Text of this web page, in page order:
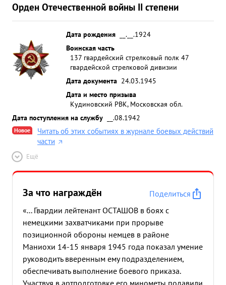
Орден Отечественной войны II степени
Дата рождения
__.__.1924
Воинская часть
137 гвардейский стрелковый полк 47
гвардейской стрелковой дивизии
Дата документа 24.03.1945
Дата и место призыва
Кудиновский РВК, Московская обл.
Дата поступления на службу
__.08.1942
Новое
Читать об этих событиях в журнале боевых действий
части
Ещё
За что награждён
Поделиться
«... Гвардии лейтенант ОСТАШОВ в боях с
немецкими захватчиками при прорыве
позиционной обороны немцев в районе
Маниохи 14-15 января 1945 года показал умение
руководить вверенным ему подразделением,
обеспечивать выполнение боевого приказа.
Участвуя в артподготовке его минометы подавили